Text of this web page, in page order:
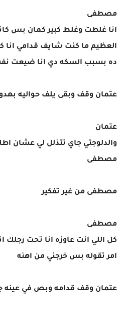
مصطفى
انا غلطت وغلط كبير كمان بس
العظيم ما كنت شايف قدامي
ده بسبب السكه دي انا ضيعت
عتمان وقف وبقى يلف حواليه
عتمان
والدلوجتي جاي تتذلل لي عشان
مصطفى
مصطفى من غير تفكير
مصطفى
كل اللي انت عاوزه انا تحت رجلك
امر تقوله بس خرجني من اهنه
عتمان وقف قدامه وبص في عينه